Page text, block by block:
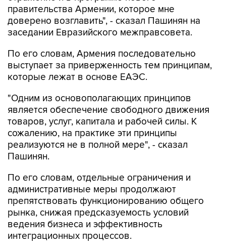
правительства Армении, которое мне
доверено возглавить", - сказал Пашинян на
заседании Евразийского межправсовета.
По его словам, Армения последовательно
выступает за приверженность тем принципам,
которые лежат в основе ЕАЭС.
"Одним из основополагающих принципов
является обеспечение свободного движения
товаров, услуг, капитала и рабочей силы. К
сожалению, на практике эти принципы
реализуются не в полной мере", - сказал
Пашинян.
По его словам, отдельные ограничения и
административные меры продолжают
препятствовать функционированию общего
рынка, снижая предсказуемость условий
ведения бизнеса и эффективность
интеграционных процессов.